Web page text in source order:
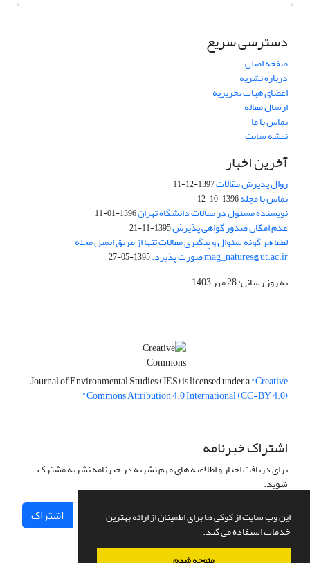
این وب سایت از کوکی ها برای اطمینان از ارائه بهترین
خدمات استفاده می کند.
دسترسی سریع
صفحه اصلی
درباره نشریه
اعضای هیات تحریریه
ارسال مقاله
تماس با ما
نقشه سایت
آخرین اخبار
روال پذیرش مقالات1397-12-11
تماس با مجله1396-10-12
نویسنده مسئول در مقالات دانشگاه تهران1396-01-11
عدم امکان صدور گواهی پذیرش1395-11-21
لطفا هر گونه سئوال و پیگیری مقالات تنها از طریق ایمیل مجله
mag_natures@ut.ac.ir صورت پذیرد. 1395-05-27
به روز رسانی: 28 مهر 1403
Journal of Environmental Studies (JES) is licensed under a"Creative
Commons Attribution 4.0 International (CC-BY 4.0)"
اشتراک خبرنامه
برای دریافت اخبار و اطلاعیه های مهم نشریه در خبرنامه نشریه مشترک
شوید.
اشتراک